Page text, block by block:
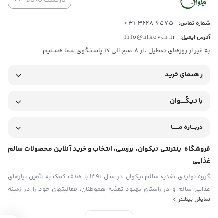
شماره تماس: 6575 3228 031
آدرس ایمیل: info@nikovan.ir
به غیر از روزهای تعطیل ، از 8 صبح الی 17 پاسخگوی شما هستیم.
راهنمای خرید
با نـیـکُـــــوان
دربـــاره مــــــا
فروشگاه اینترنتی نیکوان، بررسی، انتخاب و خرید آنلاین محصولات سالم
غذایی
گروه تولیدی تغذیه سالم نیکوان در سال ۱۳۹۱ با هدف کمک به تأمین نیازهای
غذایی سالم و در راستای بهبود تغذیه هموطنان، فعالیتهای خود را در زمینه‏
های ارائه مواد غذایی ارگانیک (بکر) و عاری از هرگونه مواد غیرطبیعی و
شیمیایی و نیز مطالعه و پژوهش در مورد خواص غذایی و دارویی مواد خوراکی
نمایش بیشتر